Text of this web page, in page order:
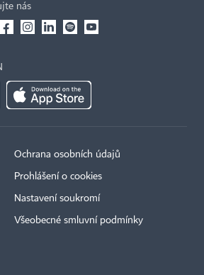
nás
Ochrana osobních údajů
Prohlášení o cookies
Nastavení soukromí
Všeobecné smluvní podmínky